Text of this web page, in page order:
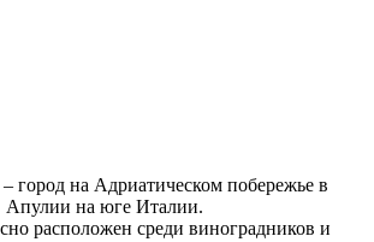
город на Адриатическом побережье в
Апулии на юге Италии.
расположен среди виноградников и